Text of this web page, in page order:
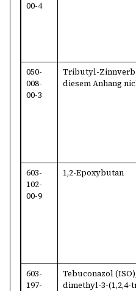
00-4
050-
008-
00-3
Tributyl-
diesem Anhang
603-
102-
00-9
1,2-Epoxybutan
603-
197-
Tebuconazol
dimethyl-3-(1,2,4-